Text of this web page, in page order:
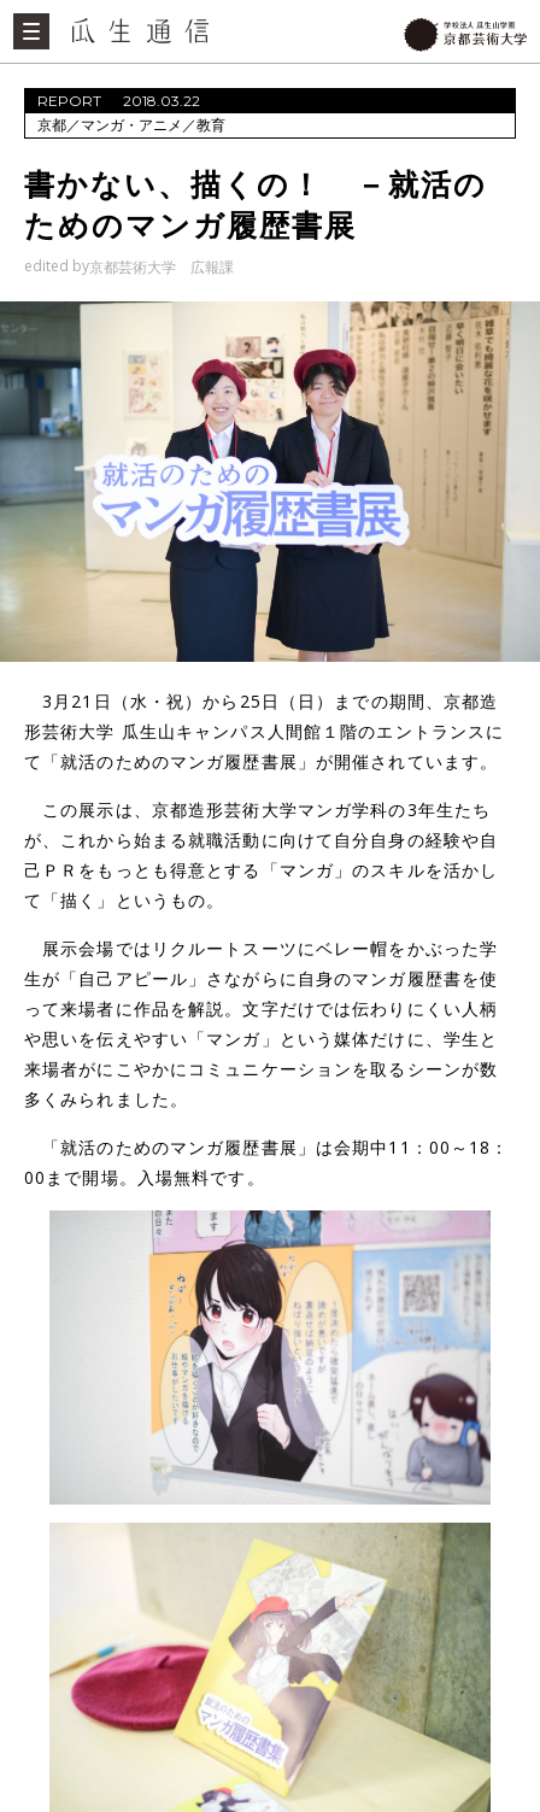
REPORT 2018.03.22
京都／マンガ・アニメ ／教育
書かない、描くの！ －就活の
ためのマンガ履歴書展
edited by京都芸術大学 広報課
3月21日（水・祝）から25日（日）までの期間、京都造
形芸術大学 瓜生山キャンパス人間館１階のエントランスに
て「就活のためのマンガ履歴書展」が開催されています。
この展示は、京都造形芸術大学マンガ学科の3年生たち
が、これから始まる就職活動に向けて自分自身の経験や自
己ＰＲをもっとも得意とする「マンガ」のスキルを活かし
て「描く」というもの。
展示会場ではリクルートスーツにベレー帽をかぶった学
生が「自己アピール」さながらに自身のマンガ履歴書を使
って来場者に作品を解説。文字だけでは伝わりにくい人柄
や思いを伝えやすい「マンガ」という媒体だけに、学生と
来場者がにこやかにコミュニケーションを取るシーンが数
多くみられました。
「就活のためのマンガ履歴書展」は会期中11：00～18：
00まで開場。入場無料です。